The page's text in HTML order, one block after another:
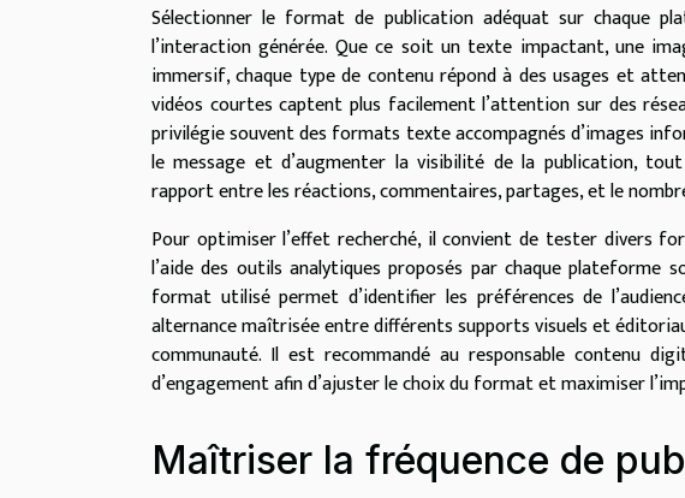
Sélectionner le format de publication adéquat sur chaque
l’interaction générée. Que ce soit un texte impactant, une
immersif, chaque type de contenu répond à des usages et
vidéos courtes captent plus facilement l’attention sur des
privilégie souvent des formats texte accompagnés d’images
le message et d’augmenter la visibilité de la publication,
rapport entre les réactions, commentaires, partages, et le
Pour optimiser l’effet recherché, il convient de tester divers
l’aide des outils analytiques proposés par chaque plateforme
format utilisé permet d’identifier les préférences de
alternance maîtrisée entre différents supports visuels et
communauté. Il est recommandé au responsable contenu
d’engagement afin d’ajuster le choix du format et maximiser
Maîtriser la fréquence de